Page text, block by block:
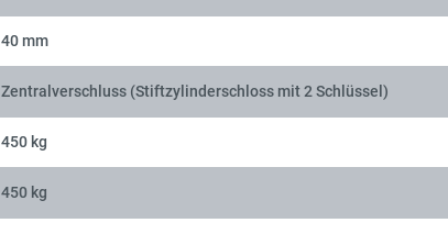
40 mm
Zentralverschluss (Stiftzylinderschloss mit 2 Schlüssel)
450 kg
450 kg